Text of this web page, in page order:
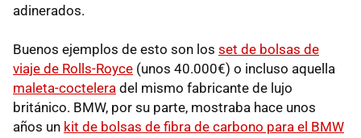
adinerados.
Buenos ejemplos de esto son los set de bolsas de
viaje de Rolls-Royce (unos 40.000€) o incluso aquella
maleta-coctelera del mismo fabricante de lujo
británico. BMW, por su parte, mostraba hace unos
años un kit de bolsas de fibra de carbono para el BMW